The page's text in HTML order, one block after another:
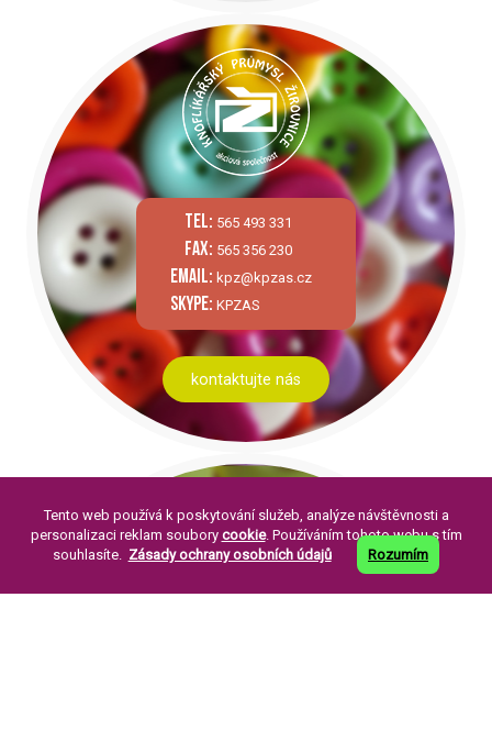
tel: 565 493 331
fax: 565 356 230
email: kpz@kpzas.cz
skype: KPZAS
kontaktujte nás
Tento web používá k poskytování služeb, analýze návštěvnosti a
personalizaci reklam soubory cookie. Používáním tohoto webu s tím
souhlasíte. Zásady ochrany osobních údajů Rozumím